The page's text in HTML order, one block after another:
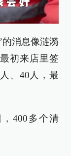
的消息像涟漪
初来店里签
、40人，最
400多个清